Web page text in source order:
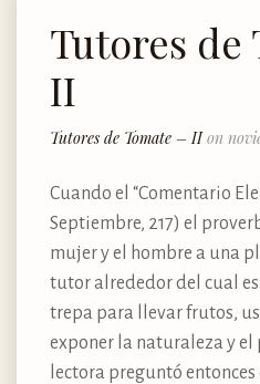
Tutores de
II
Tutores de Tomate – IIon
Cuando el “Comentario
Septiembre, 217) el
mujer y el hombre a una
tutor alrededor del cual
trepa para llevar frutos,
exponer la naturaleza y el
lectora preguntó